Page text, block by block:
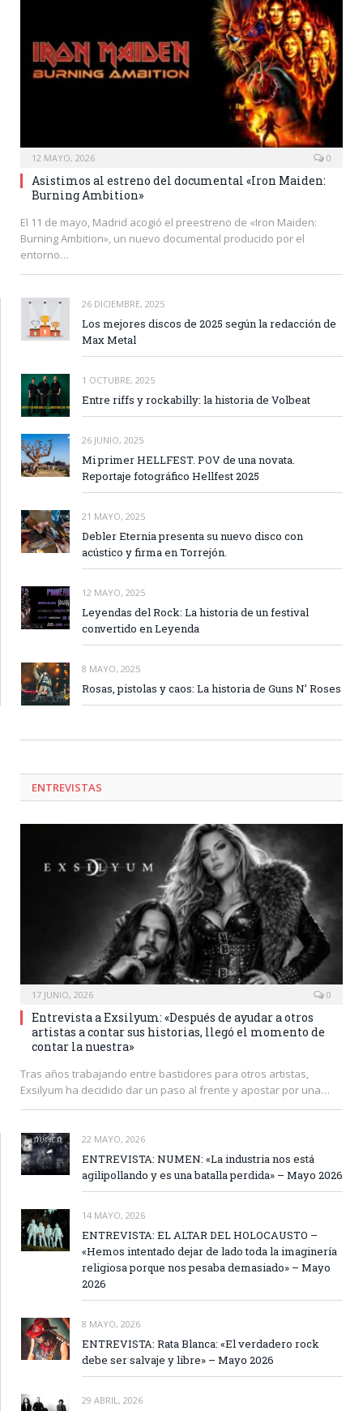
12 MAYO, 2026 0
Asistimos al estreno del documental «Iron Maiden:
Burning Ambition»
El 11 de mayo, Madrid acogió el preestreno de «Iron Maiden:
Burning Ambition», un nuevo documental producido por el
entorno…
26 DICIEMBRE, 2025
Los mejores discos de 2025 según la redacción de
Max Metal
1 OCTUBRE, 2025
Entre riffs y rockabilly: la historia de Volbeat
26 JUNIO, 2025
Mi primer HELLFEST. POV de una novata.
Reportaje fotográfico Hellfest 2025
21 MAYO, 2025
Debler Eternia presenta su nuevo disco con
acústico y firma en Torrejón.
12 MAYO, 2025
Leyendas del Rock: La historia de un festival
convertido en Leyenda
8 MAYO, 2025
Rosas, pistolas y caos: La historia de Guns N’ Roses
ENTREVISTAS
17 JUNIO, 2026 0
Entrevista a Exsilyum: «Después de ayudar a otros
artistas a contar sus historias, llegó el momento de
contar la nuestra»
Tras años trabajando entre bastidores para otros artistas,
Exsilyum ha decidido dar un paso al frente y apostar por una…
22 MAYO, 2026
ENTREVISTA: NUMEN: «La industria nos está
agilipollando y es una batalla perdida» – Mayo 2026
14 MAYO, 2026
ENTREVISTA: EL ALTAR DEL HOLOCAUSTO –
«Hemos intentado dejar de lado toda la imaginería
religiosa porque nos pesaba demasiado» – Mayo
2026
8 MAYO, 2026
ENTREVISTA: Rata Blanca: «El verdadero rock
debe ser salvaje y libre» – Mayo 2026
29 ABRIL, 2026